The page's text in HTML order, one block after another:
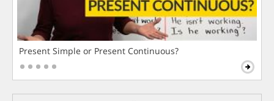
Present Simple or Present Continuous?